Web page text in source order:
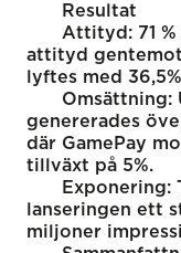
Resultat
Attityd: 71
attityd
lyftes med
Omsättning:
genererades
där GamePay
tillväxt på 5%.
Exponering:
lanseringen ett
miljoner